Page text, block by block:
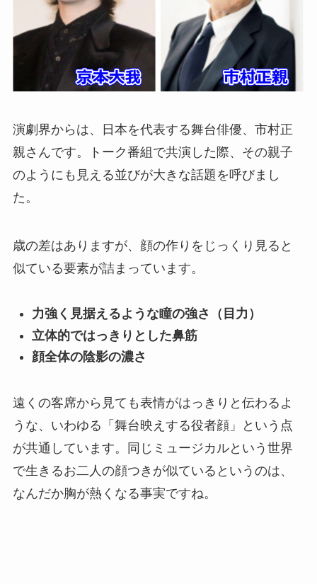
演劇界からは、日本を代表する舞台俳優、市村正
親さんです。トーク番組で共演した際、その親子
のようにも見える並びが大きな話題を呼びまし
た。
歳の差はありますが、顔の作りをじっくり見ると
似ている要素が詰まっています。
力強く見据えるような瞳の強さ（目力）
立体的ではっきりとした鼻筋
顔全体の陰影の濃さ
遠くの客席から見ても表情がはっきりと伝わるよ
うな、いわゆる「舞台映えする役者顔」という点
が共通しています。同じミュージカルという世界
で生きるお二人の顔つきが似ているというのは、
なんだか胸が熱くなる事実ですね。